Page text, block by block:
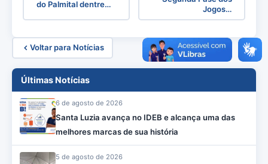
do Palmital dentre…
Jogos…
Voltar para Notícias
Últimas Notícias
6 de agosto de 2026
Santa Luzia avança no IDEB e alcança uma das
melhores marcas de sua história
5 de agosto de 2026